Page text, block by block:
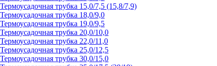
Термоусадочная трубка 15,0/7,5 (15,8/7,9)
Термоусадочная трубка 18,0/9,0
Термоусадочная трубка 19,0/9,5
Термоусадочная трубка 20,0/10,0
Термоусадочная трубка 22,0/11,0
Термоусадочная трубка 25,0/12,5
Термоусадочная трубка 30,0/15,0